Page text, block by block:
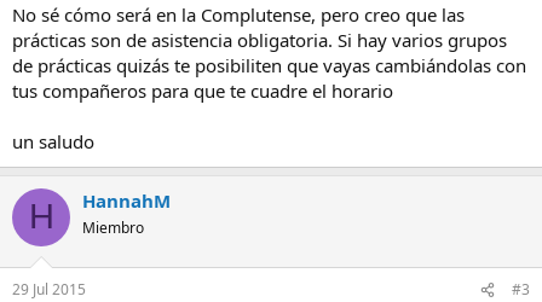
No sé cómo será en la Complutense, pero creo que las
prácticas son de asistencia obligatoria. Si hay varios grupos
de prácticas quizás te posibiliten que vayas cambiándolas con
tus compañeros para que te cuadre el horario
un saludo
H HannahM
Miembro
29 Jul 2015 #3